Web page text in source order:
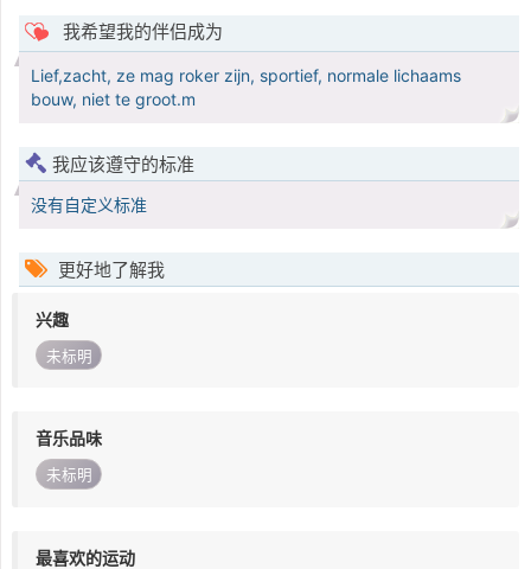
我希望我的伴侣成为
Lief,zacht, ze mag roker zijn, sportief, normale lichaams
bouw, niet te groot.m
我应该遵守的标准
没有自定义标准
更好地了解我
兴趣
未标明
音乐品味
未标明
最喜欢的运动